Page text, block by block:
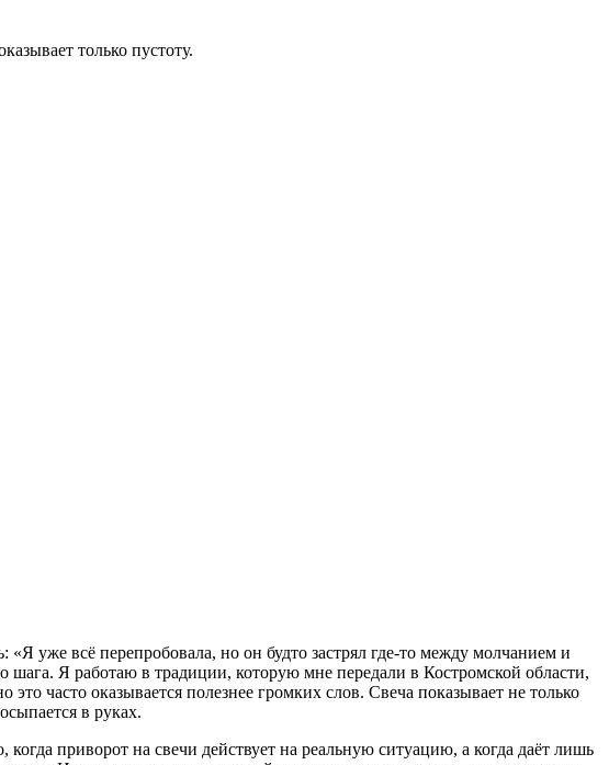
только пустоту.
уже всё перепробовала, но он будто застрял где-то между молчанием и
шага. Я работаю в традиции, которую мне передали в Костромской области,
часто оказывается полезнее громких слов. Свеча показывает не только
в руках.
приворот на свечи действует на реальную ситуацию, а когда даёт лишь